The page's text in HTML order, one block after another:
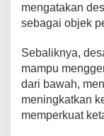
mengatakan
sebagai objek
Sebaliknya,
mampu
dari bawah,
meningkatkan
memperkuat